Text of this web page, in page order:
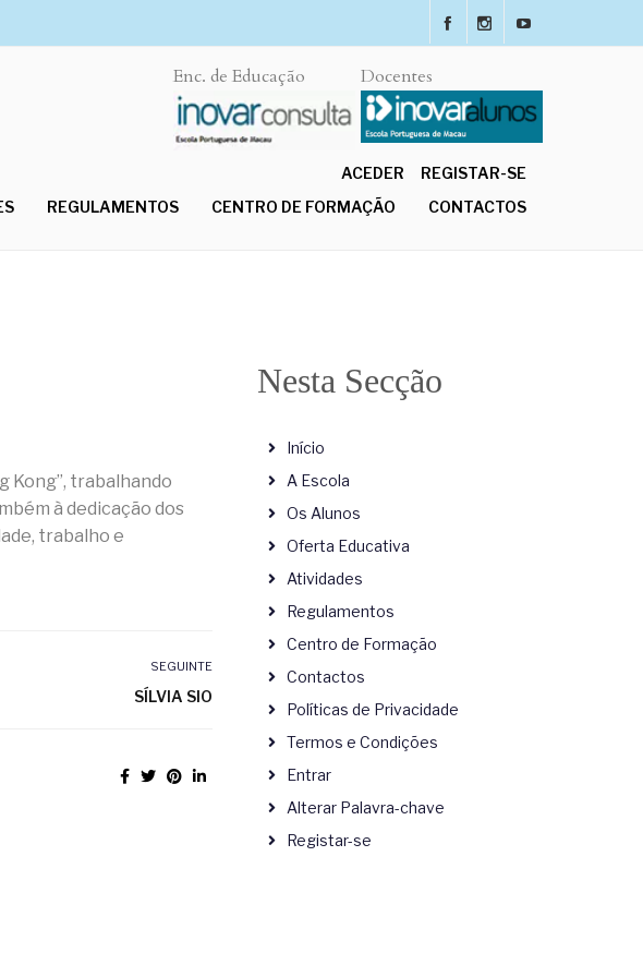
Docentes
Enc. de Educação
ACEDER
REGISTAR-SE
REGULAMENTOS CENTRO DE FORMAÇÃO CONTACTOS
Kong”, trabalhando
à dedicação dos
trabalho e
SEGUINTE
SÍLVIA SIO
Nesta Secção
Início
A Escola
Os Alunos
Oferta Educativa
Atividades
Regulamentos
Centro de Formação
Contactos
Políticas de Privacidade
Termos e Condições
Entrar
Alterar Palavra-chave
Registar-se